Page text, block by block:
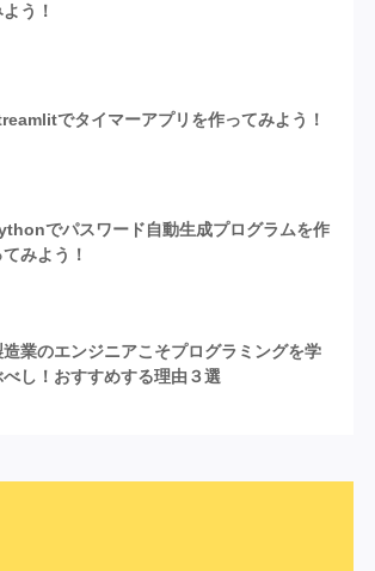
う！
でタイマーアプリを作ってみよう！
でパスワード自動生成プログラムを作
てみよう！
造業のエンジニアこそプログラミングを学
べし！おすすめする理由３選